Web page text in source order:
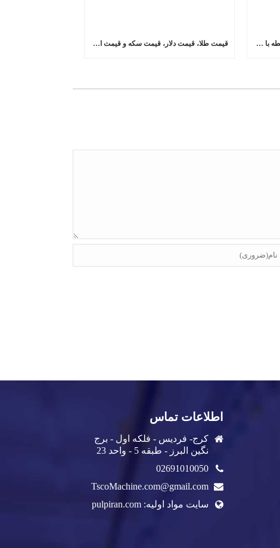
سیاست راهبردی بانک مرکزی قطع رابطه با دلار در مبادلات ارزی است قیمت طلا، قیمت دلار، قیمت سکه و قیمت ارز ۱۴۰۲/۰۲/۱۶
اطلاعات تماس
کرج- فردیس - فلکه اول - برج
نگین البرز - طبقه 5 - واحد 23
02691010050
TscoMachine.com@gmail.com
سایت مواد اولیه: pulpiran.com